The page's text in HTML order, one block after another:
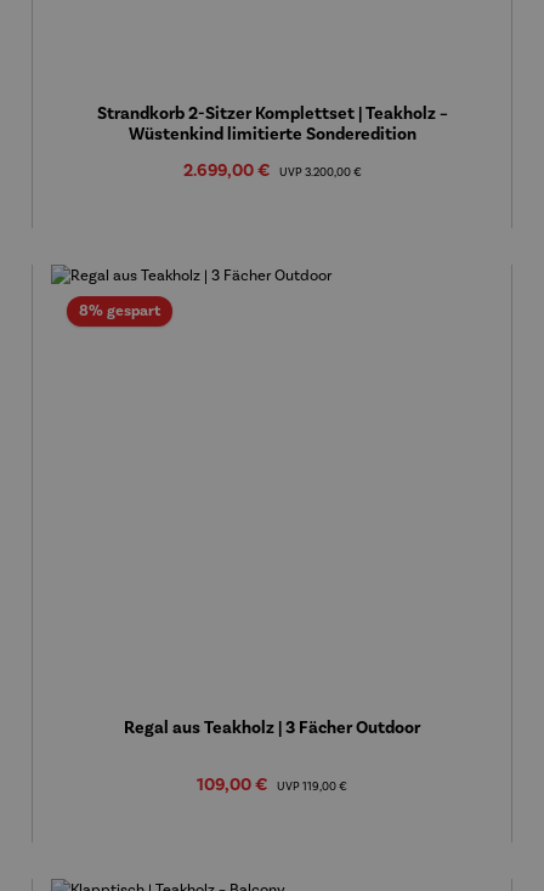
Strandkorb 2-Sitzer Komplettset | Teakholz –
Wüstenkind limitierte Sonderedition
Verkaufspreis:
2.699,00 € UVPRegulärer Preis:
3.200,00 €
8% gespartRabatt
Regal aus Teakholz | 3 Fächer Outdoor
Verkaufspreis:
109,00 € UVPRegulärer Preis:
119,00 €